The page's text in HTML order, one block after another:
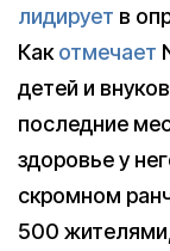
лидирует в
Какотмечает
детей и
последние
здоровье у
скромном
500